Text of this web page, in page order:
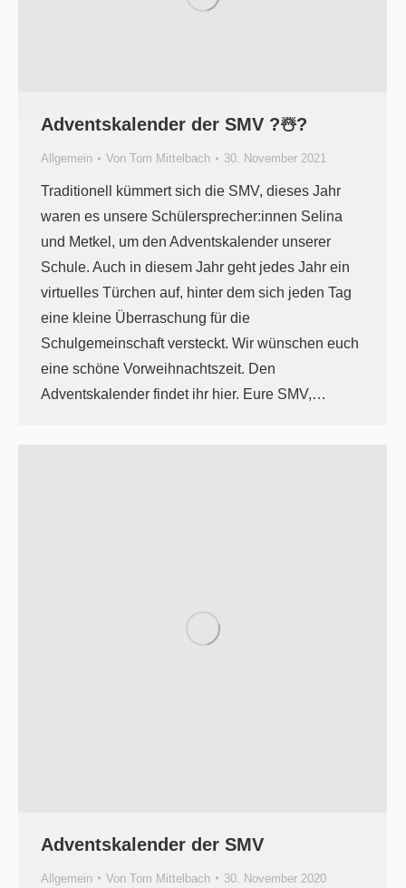
Adventskalender der SMV ?☃️?
Allgemein Von Tom Mittelbach 30. November 2021
Traditionell kümmert sich die SMV, dieses Jahr
waren es unsere Schülersprecher:innen Selina
und Metkel, um den Adventskalender unserer
Schule. Auch in diesem Jahr geht jedes Jahr ein
virtuelles Türchen auf, hinter dem sich jeden Tag
eine kleine Überraschung für die
Schulgemeinschaft versteckt. Wir wünschen euch
eine schöne Vorweihnachtszeit. Den
Adventskalender findet ihr hier. Eure SMV,…
Adventskalender der SMV
Allgemein Von Tom Mittelbach 30. November 2020